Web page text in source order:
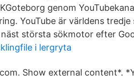
genom
YouTube är världens
största sökmotor efter
i lergryta
Show external content*.